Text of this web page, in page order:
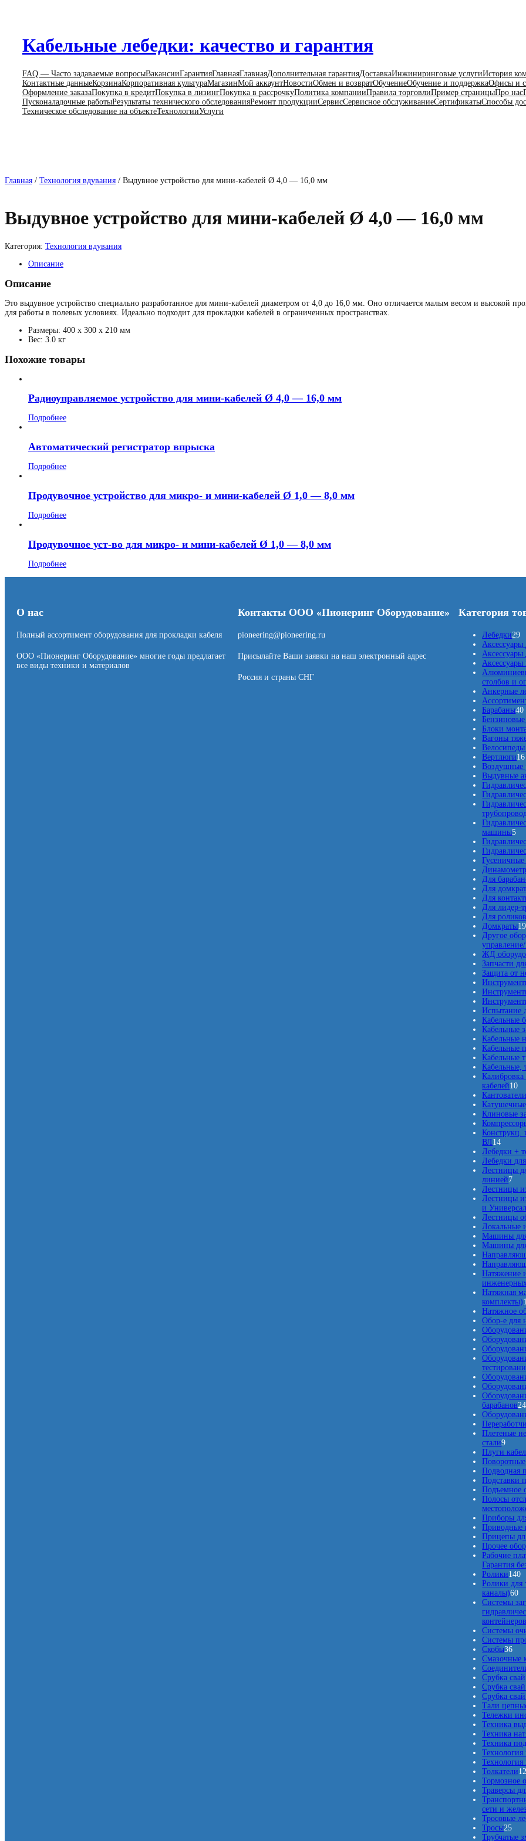
Кабельные лебедки: качество и гарантия
FAQ — Часто задаваемые вопросыВакансииГарантияГлавнаяГлавнаяДополнительная гарантияДоставкаИнжиниринговые услугиИстория
Контактные данныеКорзинаКорпоративная культураМагазинМой аккаунтНовостиОбмен и возвратОбучениеОбучение и поддержкаОфисы и
Оформление заказаПокупка в кредитПокупка в лизингПокупка в рассрочкуПолитика компанииПравила торговлиПример страницыПро нас
Пусконаладочные работыРезультаты технического обследованияРемонт продукцииСервисСервисное обслуживаниеСертификатыСпособы
Техническое обследование на объектеТехнологииУслуги
Главная / Технология вдувания / Выдувное устройство для мини-кабелей Ø 4,0 — 16,0 мм
Выдувное устройство для мини-кабелей Ø 4,0 — 16,0 мм
Категория: Технология вдувания
Описание
Описание
Это выдувное устройство специально разработанное для мини-кабелей диаметром от 4,0 до 16,0 мм. Оно отличается малым весом и высокой
для работы в полевых условиях. Идеально подходит для прокладки кабелей в ограниченных пространствах.
Размеры: 400 x 300 x 210 мм
Вес: 3.0 кг
Похожие товары
Радиоуправляемое устройство для мини-кабелей Ø 4,0 — 16,0 мм
Подробнее
Автоматический регистратор впрыска
Подробнее
Продувочное устройство для микро- и мини-кабелей Ø 1,0 — 8,0 мм
Подробнее
Продувочное уст-во для микро- и мини-кабелей Ø 1,0 — 8,0 мм
Подробнее
О нас
Полный ассортимент оборудования для прокладки кабеля
ООО «Пионеринг Оборудование» многие годы предлагает
все виды техники и материалов
Контакты ООО «Пионеринг Оборудование»
pioneering@pioneering.ru
Присылайте Ваши заявки на наш электронный адрес
Россия и страны СНГ
Категория
Лебедки292
9
т
о
в
а
р
о
в
Аксессуары
Аксессуары
столбов и
Анкерные
Барабаны404
в
а
Блоки
Вагоны
Вертлюги161
Воздушные
Выдувные
машины55
т
о
в
а
р
о
в
Для
Для
Для
Для лидер-
Для роликов
Домкраты191
Другое
ЖД
Запчасти
Защита от
Испытание
Кабельные
Кабельные
Кабельные
Кабельные
Кабельные
Кабельные,
Калибровка
кабелей101
0
т
о
в
а
о
в
Клиновые
Конструкц.
ВЛ141
4
т
о
в
а
р
о
в
Лебедки +
Лебедки
Лестницы
линией77
т
о
в
а
р
о
в
Лестницы
Лестницы
и
Лестницы
Локальные
Машины
Машины для
Натяжение
Натяжная
комплекты)
Натяжное
Обор-е для
барабанов242
Плетеные
стали99
т
о
в
а
р
о
в
Плуги
Подводная
Подставки
Подъемное
Полосы
Приборы
Приводные
Прицепы
Прочее
Рабочие
Гарантия
Ролики1401
4
т
о
в
а
р
в
Ролики для
каналы)606
0
т
о
в
а
о
в
Системы
Системы
Системы
Скобы363
6
т
о
в
а
р
о
в
Смазочные
Срубка свай
Срубка
Срубка
Тали
Тележки
Техника
Техника
Техника
Технология
Технология
Толкатели12
Тормозное
Траверсы
сети и
Тросовые
Тросы252
5
Трубчатые